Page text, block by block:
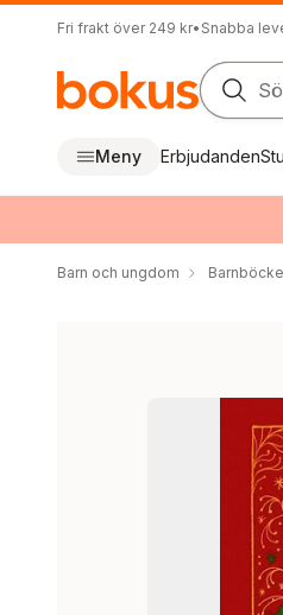
Fri frakt över 249 kr• Snabba
Meny Erbjudanden
Barn och ungdom